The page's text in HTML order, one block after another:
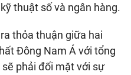
thuật số và ngân hàng.
thỏa thuận giữa hai
Đông Nam Á với tổng
sẽ phải đối mặt với sự